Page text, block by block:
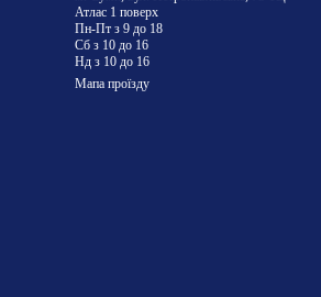
Атлас 1 поверх
Пн-Пт з 9 до 18
Сб з 10 до 16
Нд з 10 до 16
Мапа проїзду